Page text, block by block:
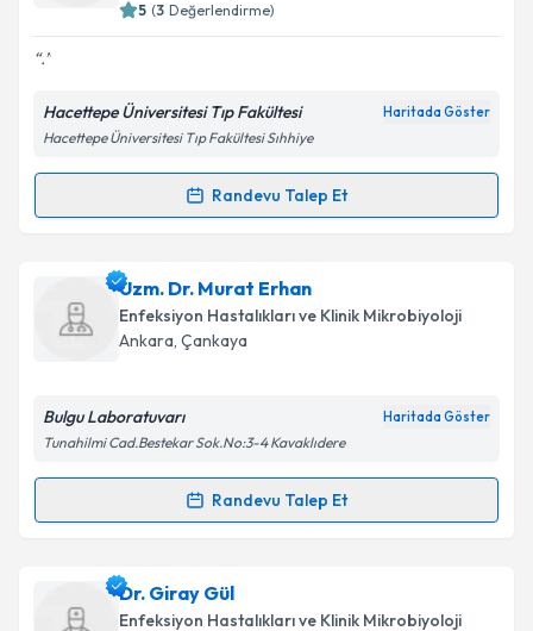
Kişisel verilerimin işlenmesine ilişkin
Metni'ni okudum ve kişisel verilerimin belirtilen
kapsamda işlenmesini kabul ediyorum.
5 (3 Değerlendirme)
.
Hacettepe Üniversitesi Tıp Fakültesi Haritada Göster
Hacettepe Üniversitesi Tıp Fakültesi Sıhhiye
Randevu Talep Et
Randevu Takvimi Talebi
Prof. Dr. Ayşe Gülşen Hasçelik
talebi oluşturun. Size bu uzmandan randevu almanız
için bir takvim hazırlandığında e-posta ile
bilgilendireceğiz.
Kişisel verilerimin işlenmesine ilişkinAydınlatma
kapsamda işlenmesini kabul ediyorum.
Uzm. Dr. Murat Erhan
Enfeksiyon Hastalıkları ve Klinik Mikrobiyoloji
Ankara, Çankaya
Bulgu Laboratuvarı Haritada Göster
Tunahilmi Cad.Bestekar Sok.No:3-4 Kavaklıdere
Randevu Talep Et
Randevu Takvimi Talebi
Uzm. Dr. Murat Erhan
oluşturun. Size bu uzmandan randevu almanız için bir
Dr. Giray Gül
Enfeksiyon Hastalıkları ve Klinik Mikrobiyoloji